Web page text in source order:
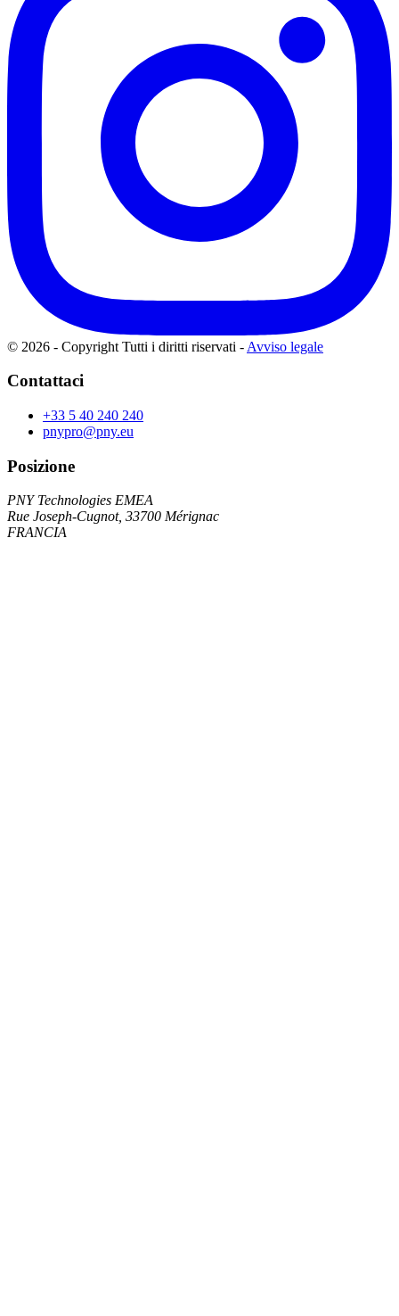
© 2026 - Copyright Tutti i diritti riservati - Avviso legale
Contattaci
+33 5 40 240 240
pnypro@pny.eu
Posizione
PNY Technologies EMEA
Rue Joseph-Cugnot, 33700 Mérignac
FRANCIA